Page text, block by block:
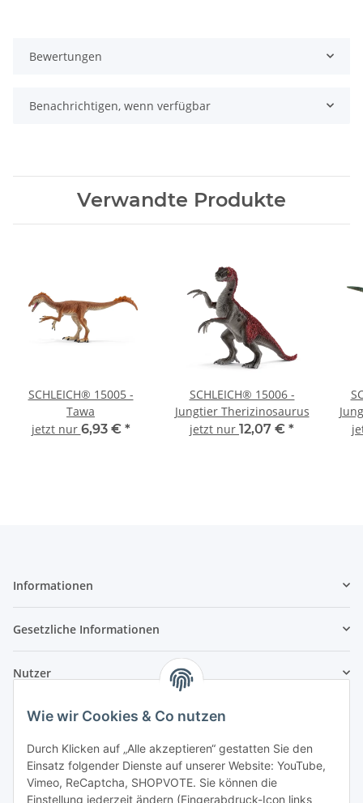
Wie wir Cookies & Co nutzen
Durch Klicken auf „Alle akzeptieren“ gestatten Sie den
Einsatz folgender Dienste auf unserer Website: YouTube,
Vimeo, ReCaptcha, SHOPVOTE. Sie können die
Einstellung jederzeit ändern (Fingerabdruck-Icon links
Bewertungen
Benachrichtigen, wenn verfügbar
Verwandte Produkte
SCHLEICH® 15005 -
Tawa
jetzt nur 6,93 € *
SCHLEICH® 15006 -
Jungtier Therizinosaurus
jetzt nur 12,07 € *
Informationen
Gesetzliche Informationen
Nutzer